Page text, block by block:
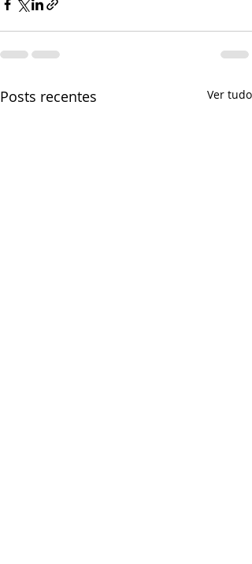
Posts recentes Ver tudo